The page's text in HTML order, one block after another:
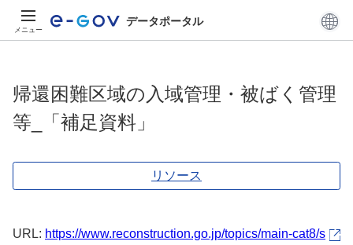
メニュー
データポータル
帰還困難区域の入域管理・被ばく管理
等_「補足資料」
リソース
URL: https://www.reconstruction.go.jp/topics/main-cat8/s